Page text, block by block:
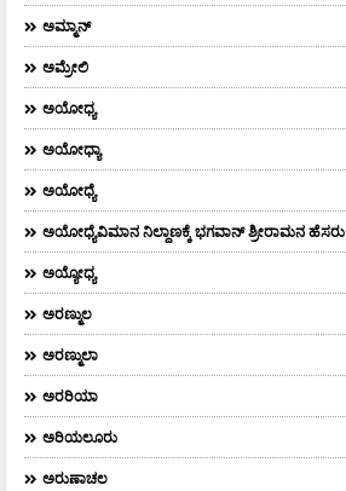
ಅಮ್ಮಾನ್
ಅಮ್ರೇಲಿ
ಅಯೋಧ್ಯ
ಅಯೋಧ್ಯಾ
ಅಯೋಧ್ಯೆ
ಅಯೋಧ್ಯೆವಿಮಾನ ನಿಲ್ದಾಣಕ್ಕೆ ಭಗವಾನ್ ಶ್ರೀರಾಮನ ಹೆಸರು
ಅಯ್ಯೋಧ್ಯ
ಅರಣ್ಮುಲ
ಅರಣ್ಮುಲಾ
ಅರರಿಯಾ
ಅರಿಯಲೂರು
ಅರುಣಾಚಲ